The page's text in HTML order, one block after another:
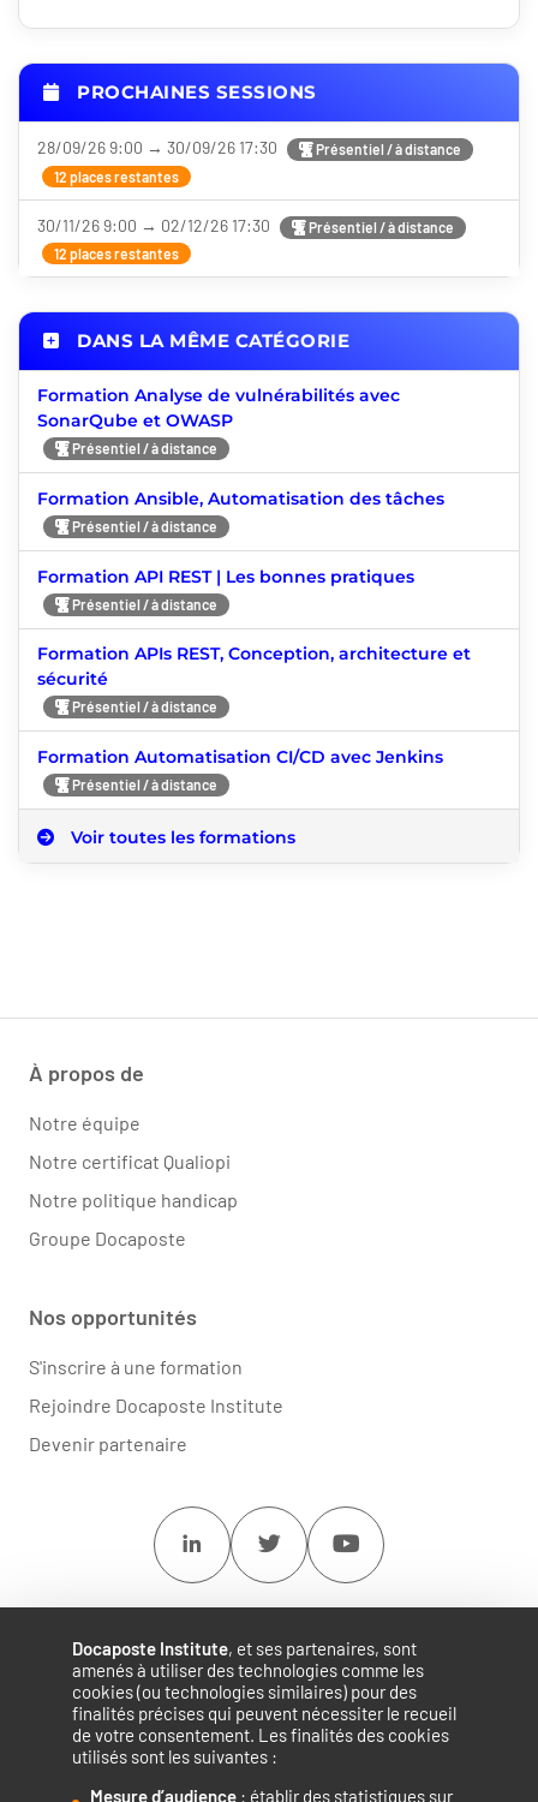
Docaposte Institute, et ses partenaires, sont
amenés à utiliser des technologies comme les
cookies (ou technologies similaires) pour des
finalités précises qui peuvent nécessiter le recueil
de votre consentement. Les finalités des cookies
utilisés sont les suivantes :
Mesure d’audience : établir des statistiques sur
PROCHAINES SESSIONS
28/09/26 9:00 → 30/09/26 17:30
Présentiel / à distance
12 places restantes
30/11/26 9:00 → 02/12/26 17:30
Présentiel / à distance
12 places restantes
DANS LA MÊME CATÉGORIE
Formation Analyse de vulnérabilités avec
SonarQube et OWASP
Présentiel / à distance
Formation Ansible, Automatisation des tâches
Présentiel / à distance
Formation API REST | Les bonnes pratiques
Présentiel / à distance
Formation APIs REST, Conception, architecture et
sécurité
Présentiel / à distance
Formation Automatisation CI/CD avec Jenkins
Présentiel / à distance
Voir toutes les formations
À propos de
Notre équipe
Notre certificat Qualiopi
Notre politique handicap
Groupe Docaposte
Nos opportunités
S'inscrire à une formation
Rejoindre Docaposte Institute
Devenir partenaire
Linkedin Twitter Youtube